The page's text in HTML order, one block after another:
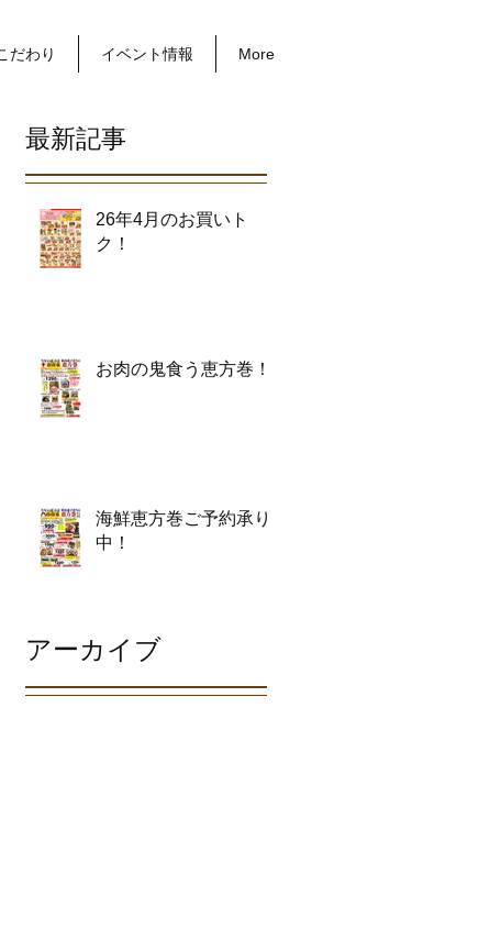
だわり イベント情報 More
最新記事
26年4月のお買いト
ク！
お肉の鬼食う恵方巻！
海鮮恵方巻ご予約承り
中！
アーカイブ